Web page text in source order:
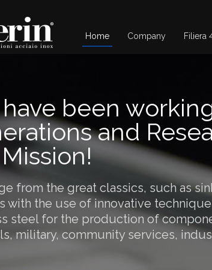
Home Company Filiera
been
and
from the great classics, such as
with the use of innovative
steel for the production of
military, community services,